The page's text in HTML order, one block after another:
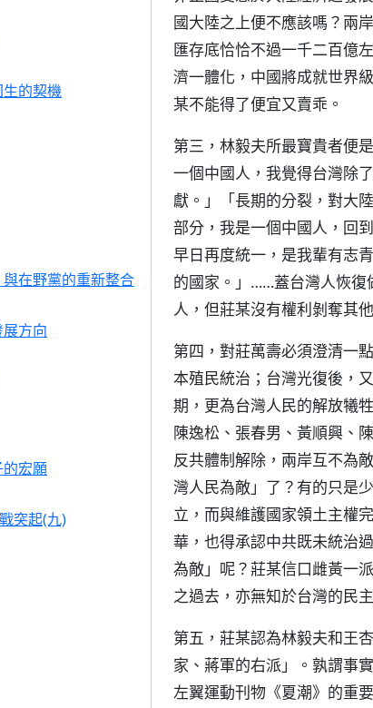
的契機
在野黨的重新整合
方向
宏願
突起(九)
國大陸之上便不應該嗎？兩
匯存底恰恰不過一千二百億
濟一體化，中國將成就世界
某不能得了便宜又賣乖。
第三，林毅夫所最寶貴者便
一個中國人，我覺得台灣除
獻。」「長期的分裂，對大
部分，我是一個中國人，回
早日再度統一，是我輩有志
的國家。」……蓋台灣人恢復
人，但莊某沒有權利剝奪其
第四，對莊萬壽必須澄清一
本殖民統治；台灣光復後，
期，更為台灣人民的解放犧
陳逸松、張春男、黃順興、
反共體制解除，兩岸互不為
灣人民為敵」了？有的只是
立，而與維護國家領土主權
華，也得承認中共既未統治
為敵」呢？莊某信口雌黃一
之過去，亦無知於台灣的民
第五，莊某認為林毅夫和王
家、蔣軍的右派」。孰謂事
左翼運動刊物《夏潮》的重